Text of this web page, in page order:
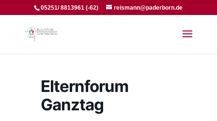
05251/ 8813961 (-62) reismann@paderborn.de
Elternforum
Ganztag